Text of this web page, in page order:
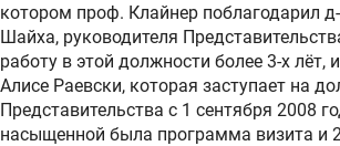
котором проф. Клайнер поблагодарил
Шайха, руководителя
работу в этой должности более 3-х лёт,
Алисе Раевски, которая заступает на
Представительства с 1 сентября 2008
насыщенной была программа визита и